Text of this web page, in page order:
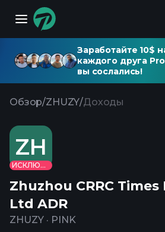
Заработайте 10$
каждого друга
вы сослались!
Обзор/ZHUZY/Доходы
ZH
ИСКЛЮЧЕНО
Zhuzhou CRRC Times
Ltd ADR
ZHUZY · PINK